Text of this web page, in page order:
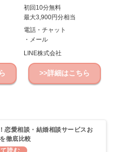
初回10分無料
最大3,900円分相当
電話・チャット
・メール
LINE株式会社
>>詳細はこちら
恋愛相談・結婚相談サービスお
徹底比較